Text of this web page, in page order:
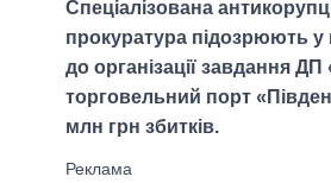
Спеціалізована
прокуратура підозрюють у
до організації завдання
торговельний порт
млн грн збитків.